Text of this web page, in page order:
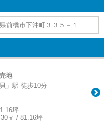
前橋市下沖町３３５－１
地
」駅 徒歩10分
坪
㎡ / 81.16坪